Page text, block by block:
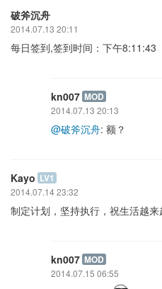
破斧沉舟
2014.07.13 20:11
每日签到,签到时间：下午8:11:43
kn007 MOD
2014.07.13 20:13
@破斧沉舟: 额？
Kayo LV1
2014.07.14 23:32
制定计划，坚持执行，祝生活越来
kn007 MOD
2014.07.15 06:55